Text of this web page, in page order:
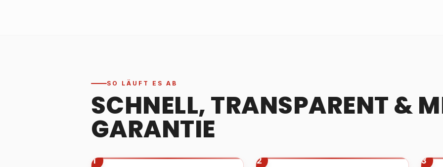
SO LÄUFT ES AB
SCHNELL, TRANSPARENT &
GARANTIE
1
2
3